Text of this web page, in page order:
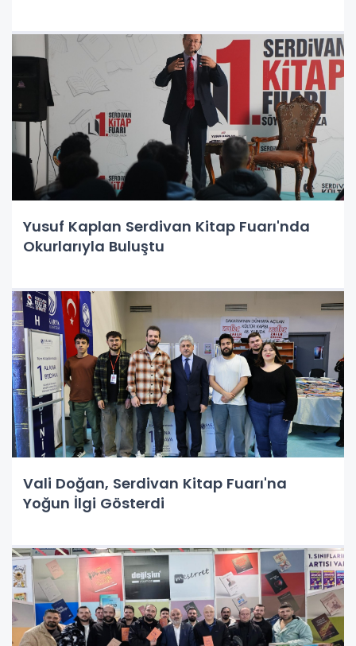
Yusuf Kaplan Serdivan Kitap Fuarı'nda
Okurlarıyla Buluştu
Vali Doğan, Serdivan Kitap Fuarı'na
Yoğun İlgi Gösterdi